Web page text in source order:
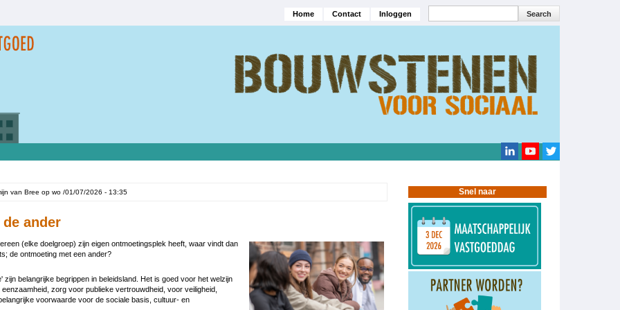
Search
Hoofdnavigatie
Home Contact Inloggen
van Bree op wo /01/07/2026 - 13:35
ander
(elke doelgroep) zijn eigen ontmoetingsplek heeft, waar vindt dan
de ontmoeting met een ander?
zijn belangrijke begrippen in beleidsland. Het is goed voor het welzijn
zorg voor publieke vertrouwdheid, voor veiligheid,
voorwaarde voor de sociale basis, cultuur- en
Snel naar